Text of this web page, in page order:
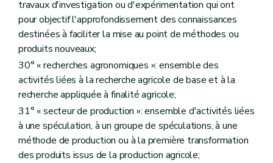
Art. D337
Art. D338
Art. D339
Art. D340
Art. D341
Art. D342
Art. D343
Art. D344
Art. D345
Art. D346
Art. D347
Art. D348
Art. D349
travaux d'investigation ou d'expérimentation qui ont
pour objectif l'approfondissement des connaissances
destinées à faciliter la mise au point de méthodes ou
produits nouveaux;
30° « recherches agronomiques »: ensemble des
activités liées à la recherche agricole de base et à la
recherche appliquée à finalité agricole;
31° « secteur de production »: ensemble d'activités liées
à une spéculation, à un groupe de spéculations, à une
méthode de production ou à la première transformation
des produits issus de la production agricole;